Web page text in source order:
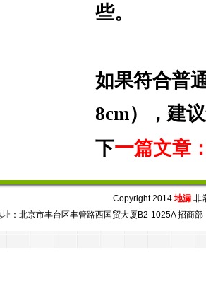
些。
如果符合普
8cm），建
下一篇文章
Copyright 2014 地漏非
址：北京市丰台区丰管路西国贸大厦B2-1025A 招商